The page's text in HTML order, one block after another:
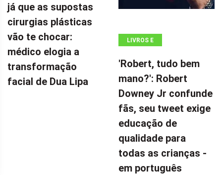
já que as supostas
cirurgias plásticas
vão te chocar:
médico elogia a
transformação
facial de Dua Lipa
LIVROS E
'Robert, tudo bem
mano?': Robert
Downey Jr confunde
fãs, seu tweet exige
educação de
qualidade para
todas as crianças -
em português